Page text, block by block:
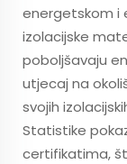
energetskom i
izolacijske
poboljšavaju
utjecaj na
svojih
Statistike
certifikatima,